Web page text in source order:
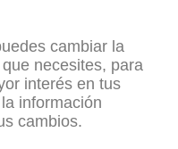
cambiar la
necesites, para
interés en tus
información
cambios.